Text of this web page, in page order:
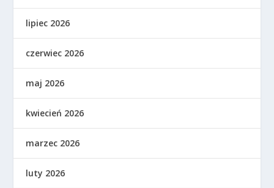
lipiec 2026
czerwiec 2026
maj 2026
kwiecień 2026
marzec 2026
luty 2026